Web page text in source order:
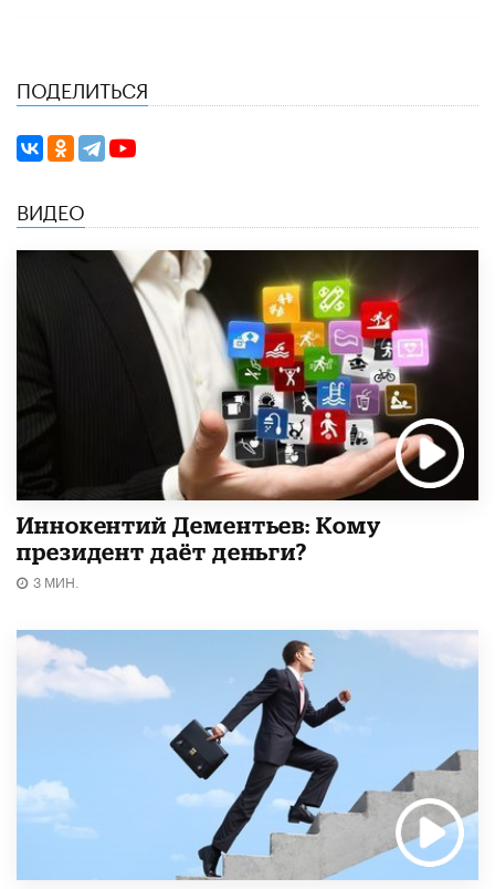
ПОДЕЛИТЬСЯ
ВИДЕО
Иннокентий Дементьев: Кому
президент даёт деньги?
3 МИН.